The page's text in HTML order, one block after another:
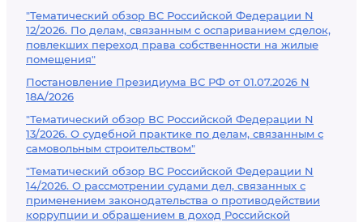
"Тематический обзор ВС Российской Федерации N
12/2026. По делам, связанным с оспариванием сделок,
повлекших переход права собственности на жилые
помещения"
Постановление Президиума ВС РФ от 01.07.2026 N
18А/2026
"Тематический обзор ВС Российской Федерации N
13/2026. О судебной практике по делам, связанным с
самовольным строительством"
"Тематический обзор ВС Российской Федерации N
14/2026. О рассмотрении судами дел, связанных с
применением законодательства о противодействии
коррупции и обращением в доход Российской